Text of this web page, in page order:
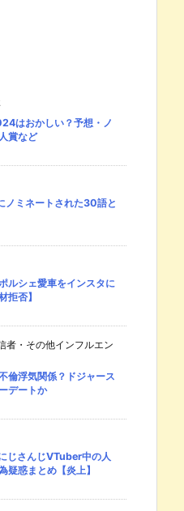
はおかしい？予想・ノ
賞など
ノミネートされた30語と
ルシェ愛車をインスタに
拒否】
者・その他インフルエン
倫浮気関係？ドジャース
デートか
じさんじVTuber中の人
疑惑まとめ【炎上】